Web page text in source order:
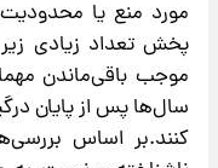
مورد منع یا
پخش تعداد زیادی
موجب باقی‌ماندن
سال‌ها پس از پایان
کنند.بر اساس